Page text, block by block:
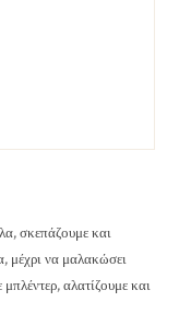
σκεπάζουμε και
μέχρι να μαλακώσει
αλατίζουμε και